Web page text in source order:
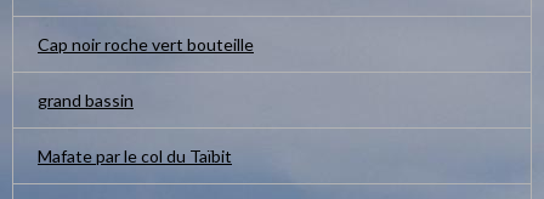
Cap noir roche vert bouteille
grand bassin
Mafate par le col du Taïbit